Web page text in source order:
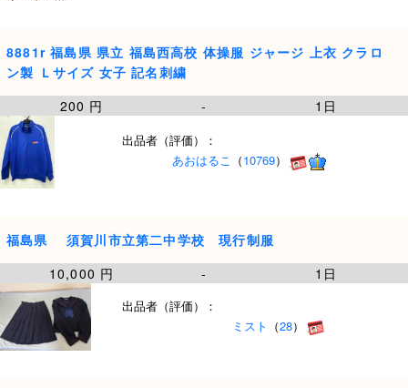
8881r 福島県 県立 福島西高校 体操服 ジャージ 上衣 クラロ
ン製 Ｌサイズ 女子 記名刺繍
200 円
- 1日
出品者（評価）：
あおはるこ （10769）
福島県 須賀川市立第二中学校 現行制服
10,000 円
- 1日
出品者（評価）：
ミスト （28）